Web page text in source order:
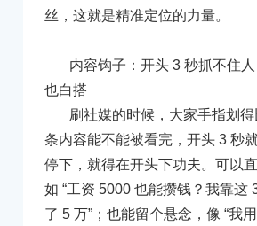
丝，这就是精准定位的力量。
内容钩子：开头 3 秒抓不住
也白搭
刷社媒的时候，大家手指划
条内容能不能被看完，开头 3 秒
停下，就得在开头下功夫。可以
如 “工资 5000 也能攒钱？我靠这
了 5 万”；也能留个悬念，像 “我